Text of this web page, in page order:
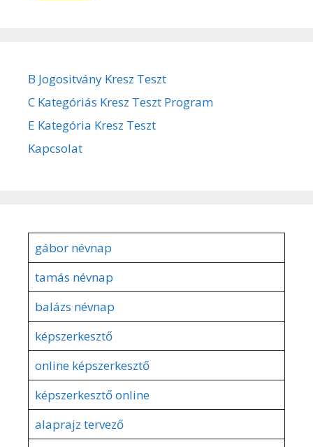
B Jogositvány Kresz Teszt
C Kategóriás Kresz Teszt Program
E Kategória Kresz Teszt
Kapcsolat
gábor névnap
tamás névnap
balázs névnap
képszerkesztő
online képszerkesztő
képszerkesztő online
alaprajz tervező